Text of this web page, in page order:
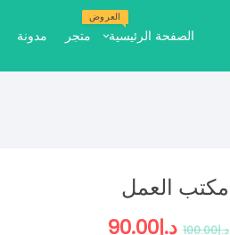
الصفحة الرئيسية
العروض
متجر مدونة
مكتب العمل
د.إ100.00 السعر
د.إ90.00